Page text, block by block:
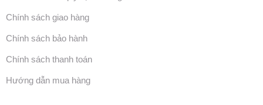
Chính sách giao hàng
Chính sách bảo hành
Chính sách thanh toán
Hướng dẫn mua hàng